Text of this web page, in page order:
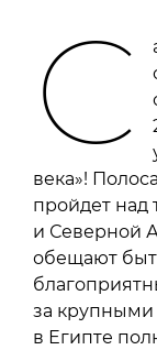
С
века»!
пройдет
и Северной
обещают
за крупными
в Египте